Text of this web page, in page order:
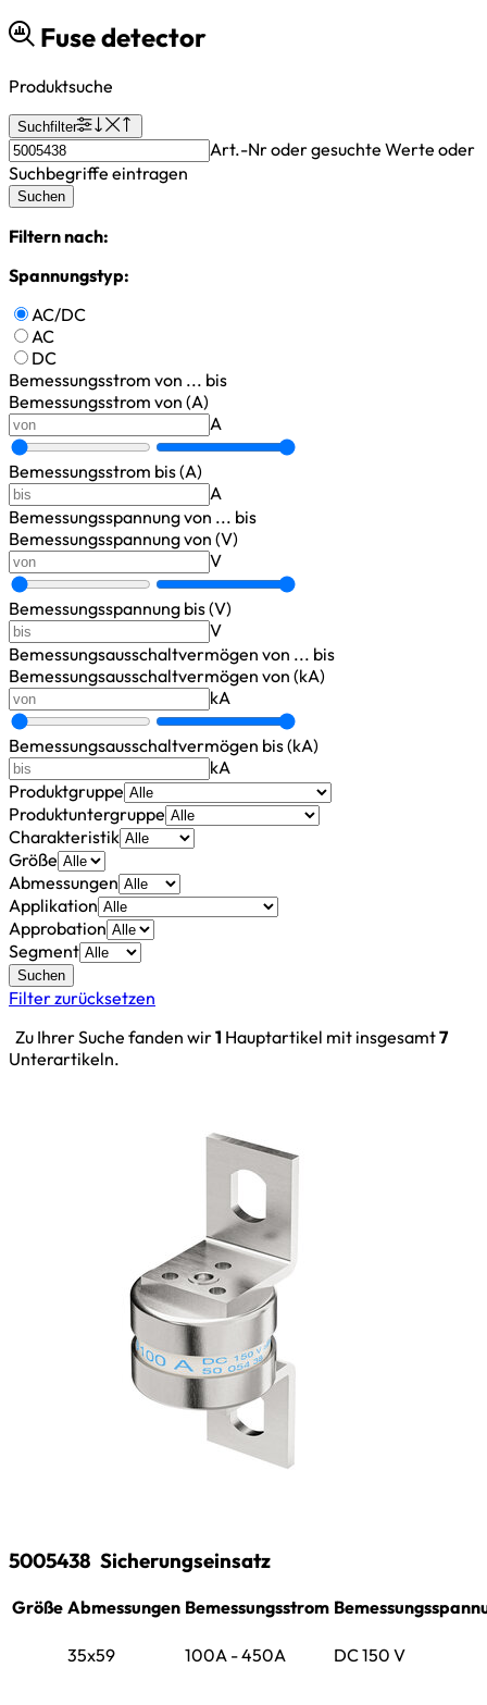
Fuse detector
Produktsuche
Suchfilter
Art.-Nr oder gesuchte Werte oder
Suchbegriffe eintragen
Suchen
Filtern nach:
Spannungstyp:
AC/DC
AC
DC
Bemessungsstrom von ... bis
Bemessungsstrom von (A)
A
Bemessungsstrom bis (A)
A
Bemessungsspannungvon ... bis
Bemessungsspannung von (V)
V
Bemessungsspannung bis (V)
V
Bemessungsausschaltvermögen von ... bis
Bemessungsausschaltvermögen von (kA)
kA
Bemessungsausschaltvermögen bis (kA)
kA
Produktgruppe
Produktuntergruppe
Charakteristik
Größe
Abmessungen
Applikation
Approbation
Segment
Suchen
Filter zurücksetzen
Zu Ihrer Suche fanden wir1 Hauptartikel mit insgesamt7
Unterartikeln.
5005438 Sicherungseinsatz
Größe Abmessungen Bemessungsstrom
35x59 100A - 450A DC 150 V